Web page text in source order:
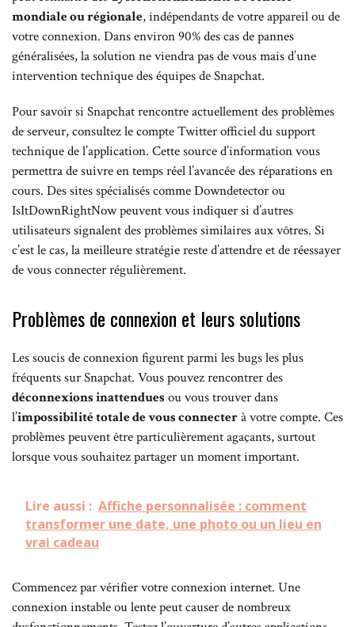
mondiale ou régionale, indépendants de votre appareil ou de
votre connexion. Dans environ 90% des cas de pannes
généralisées, la solution ne viendra pas de vous mais d’une
intervention technique des équipes de Snapchat.
Pour savoir si Snapchat rencontre actuellement des problèmes
de serveur, consultez le compte Twitter officiel du support
technique de l’application. Cette source d’information vous
permettra de suivre en temps réel l’avancée des réparations en
cours. Des sites spécialisés comme Downdetector ou
IsItDownRightNow peuvent vous indiquer si d’autres
utilisateurs signalent des problèmes similaires aux vôtres. Si
c’est le cas, la meilleure stratégie reste d’attendre et de réessayer
de vous connecter régulièrement.
Problèmes de connexion et leurs solutions
Les soucis de connexion figurent parmi les bugs les plus
fréquents sur Snapchat. Vous pouvez rencontrer des
déconnexions inattendues ou vous trouver dans
l’impossibilité totale de vous connecterà votre compte. Ces
problèmes peuvent être particulièrement agaçants, surtout
lorsque vous souhaitez partager un moment important.
Lire aussi : Affiche personnalisée : comment
transformer une date, une photo ou un lieu en
vrai cadeau
Commencez par vérifier votre connexion internet. Une
connexion instable ou lente peut causer de nombreux